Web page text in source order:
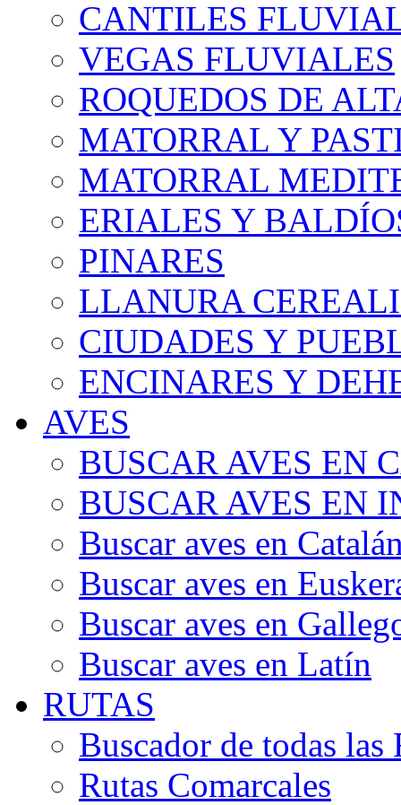
CANTILES
VEGAS FLUVIALES
ROQUEDOS DE
MATORRAL Y
MATORRAL
ERIALES Y
PINARES
LLANURA
CIUDADES Y
ENCINARES Y
AVES
BUSCAR AVES EN
BUSCAR AVES EN
Buscar aves en
Buscar aves en
Buscar aves en
Buscar aves en Latín
RUTAS
Buscador de todas las
Rutas Comarcales